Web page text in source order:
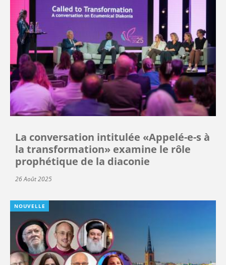
La conversation intitulée «Appelé-e-s à
la transformation» examine le rôle
prophétique de la diaconie
26 Août 2025
NOUVELLE